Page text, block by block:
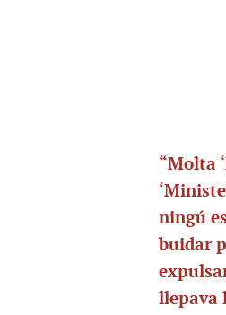
“Molta
ningú
buidar
llepava